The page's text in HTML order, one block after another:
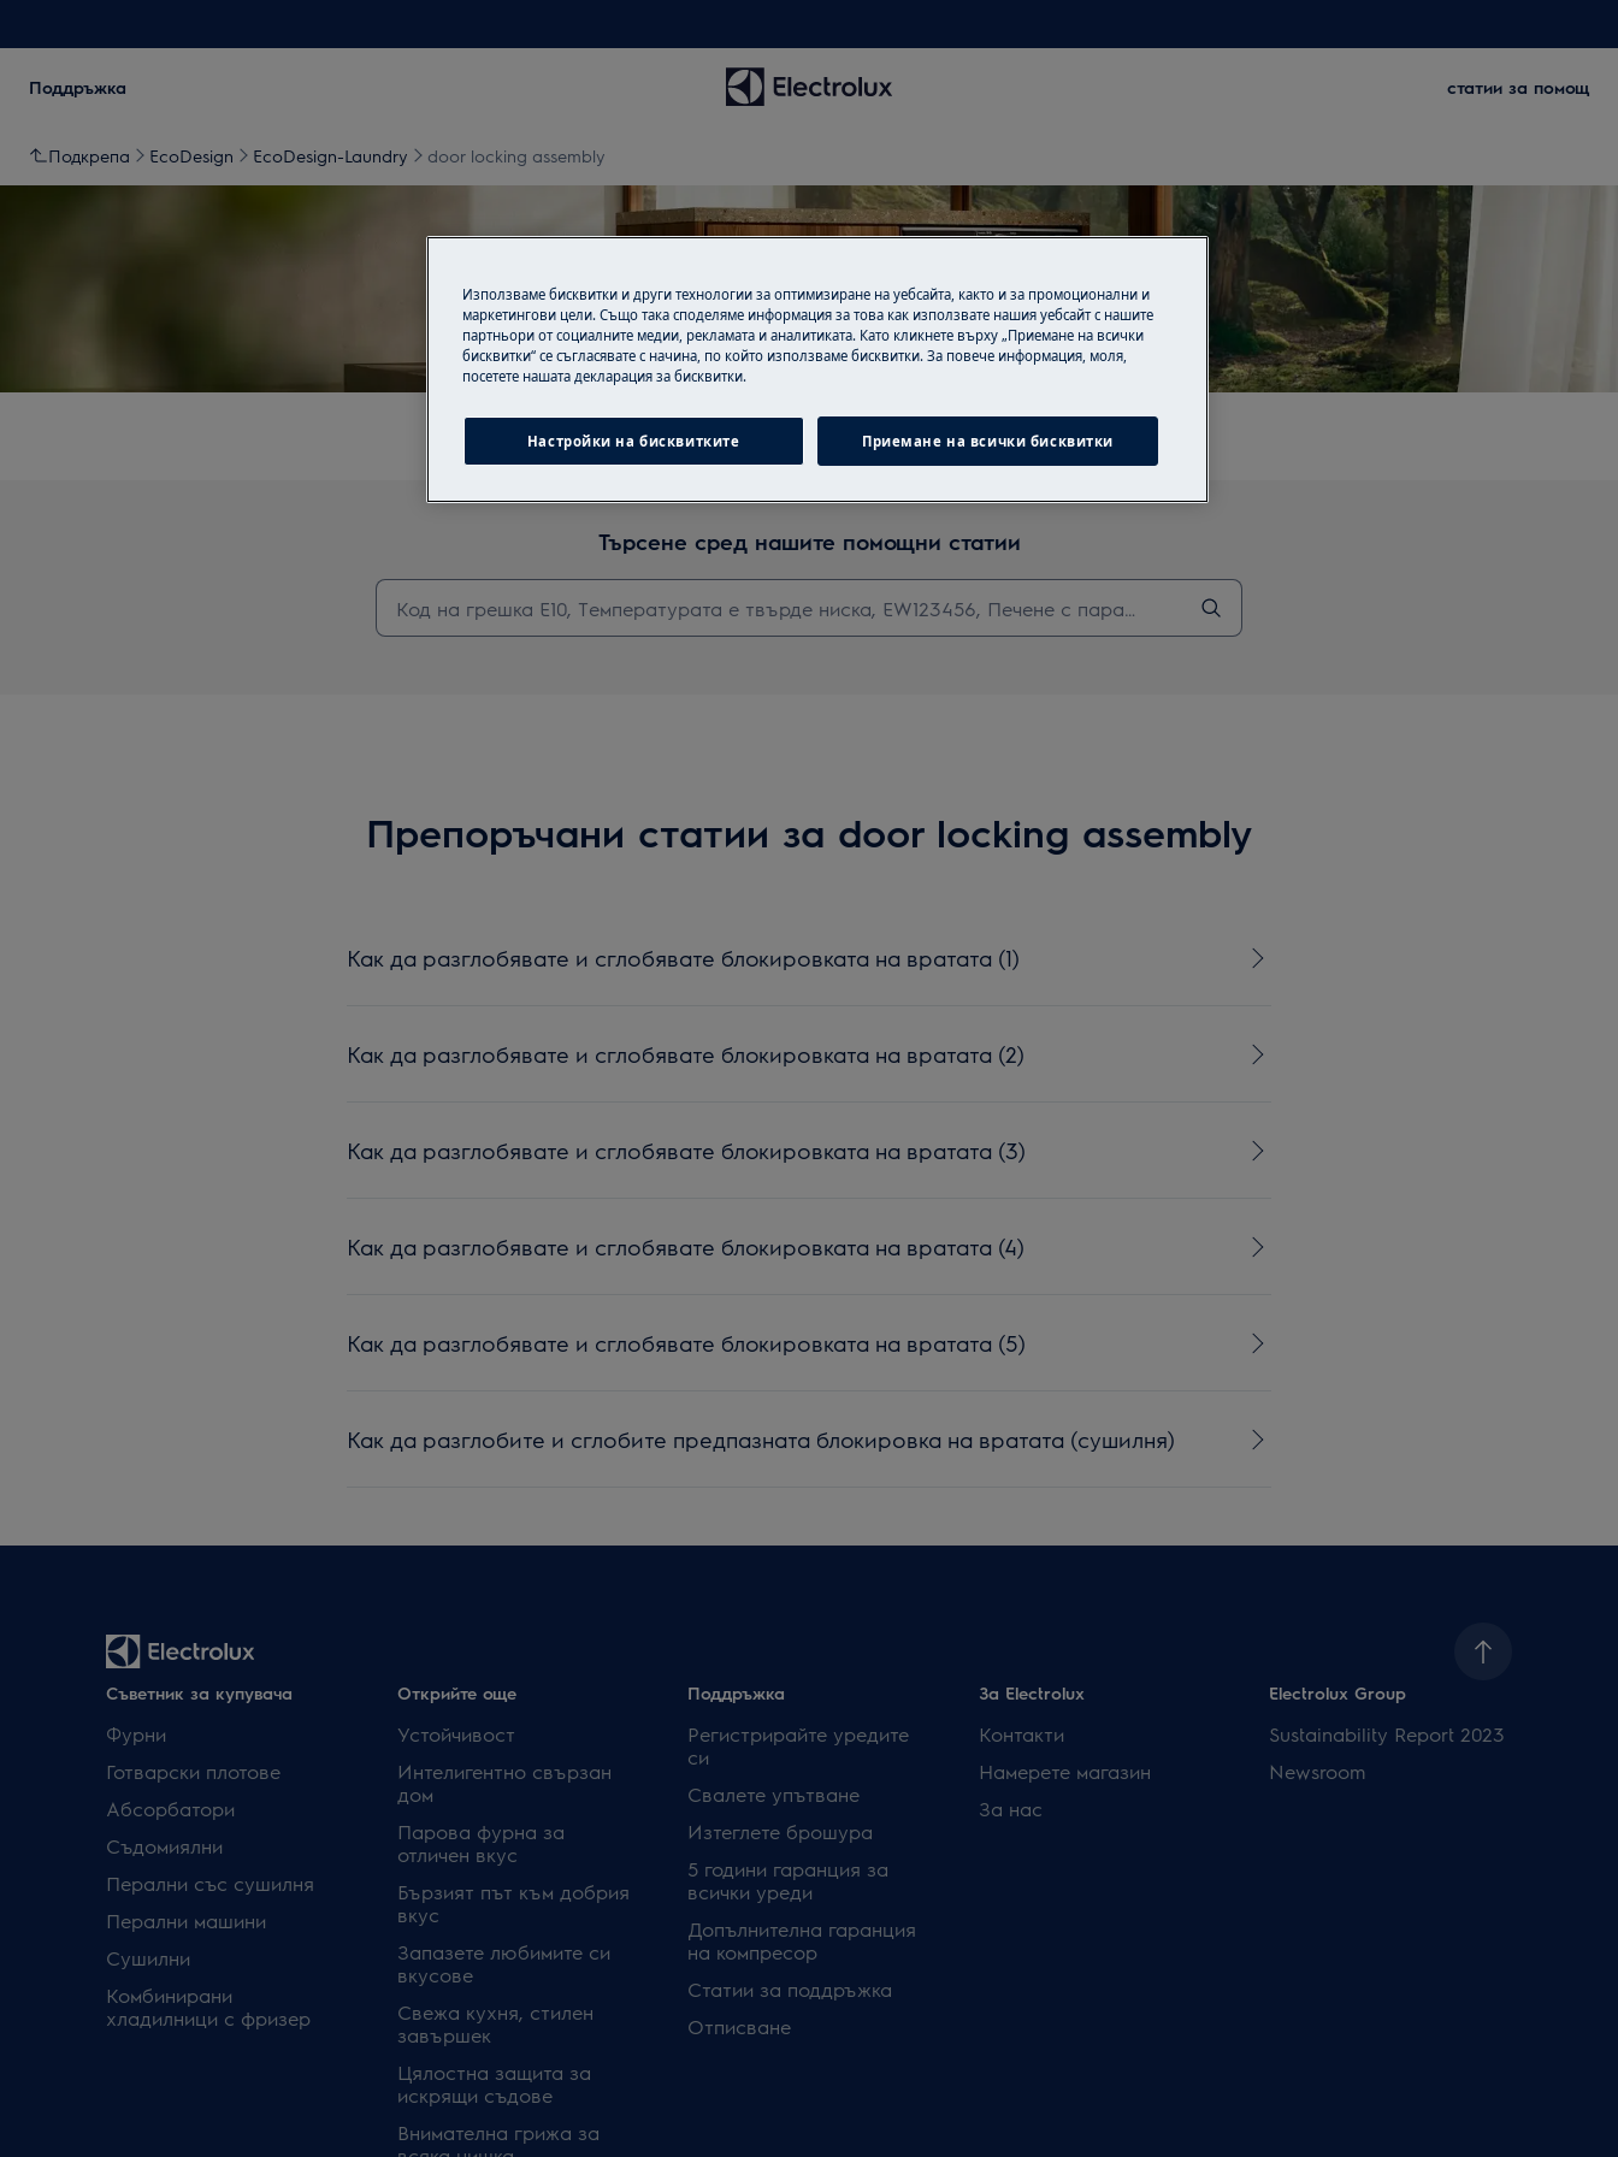
Поддръжка статии за помощ
Подкрепа EcoDesign EcoDesign-Laundry door locking assembly
Подкрепа за door locking assembly
Търсене сред нашите помощни статии
Препоръчани статии за door locking assembly
Как да разглобявате и сглобявате блокировката на вратата (1)
Как да разглобявате и сглобявате блокировката на вратата (2)
Как да разглобявате и сглобявате блокировката на вратата (3)
Как да разглобявате и сглобявате блокировката на вратата (4)
Как да разглобявате и сглобявате блокировката на вратата (5)
Как да разглобите и сглобите предпазната блокировка на вратата (сушилня)
Съветник за купувача
Фурни
Готварски плотове
Абсорбатори
Съдомиялни
Перални със сушилня
Перални машини
Сушилни
Комбинирани
хладилници с фризер
Открийте още
Устойчивост
Интелигентно свързан
дом
Парова фурна за
отличен вкус
Бързият път към добрия
вкус
Запазете любимите си
вкусове
Свежа кухня, стилен
завършек
Цялостна защита за
искрящи съдове
Внимателна грижа за
Поддръжка
Регистрирайте уредите
си
Свалете упътване
Изтеглете брошура
5 години гаранция за
всички уреди
Допълнителна гаранция
на компресор
Статии за поддръжка
Отписване
За Electrolux
Контакти
Намерете магазин
За нас
Electrolux Group
Sustainability Report 2023
Newsroom
Използваме бисквитки и други технологии за оптимизиране на уебсайта, както и за промоционални и
маркетингови цели. Също така споделяме информация за това как използвате нашия уебсайт с нашите
партньори от социалните медии, рекламата и аналитиката. Като кликнете върху „Приемане на всички
бисквитки“ се съгласявате с начина, по който използваме бисквитки. За повече информация, моля,
посетете нашата декларация за бисквитки.
Настройки на бисквитките Приемане на всички бисквитки